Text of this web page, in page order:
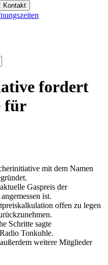
Kontakt
fordert
für
mit dem Namen
Gaspreis der
ist.
offen zu legen
Schritte sagte
Tonkuhle.
weitere Mitglieder